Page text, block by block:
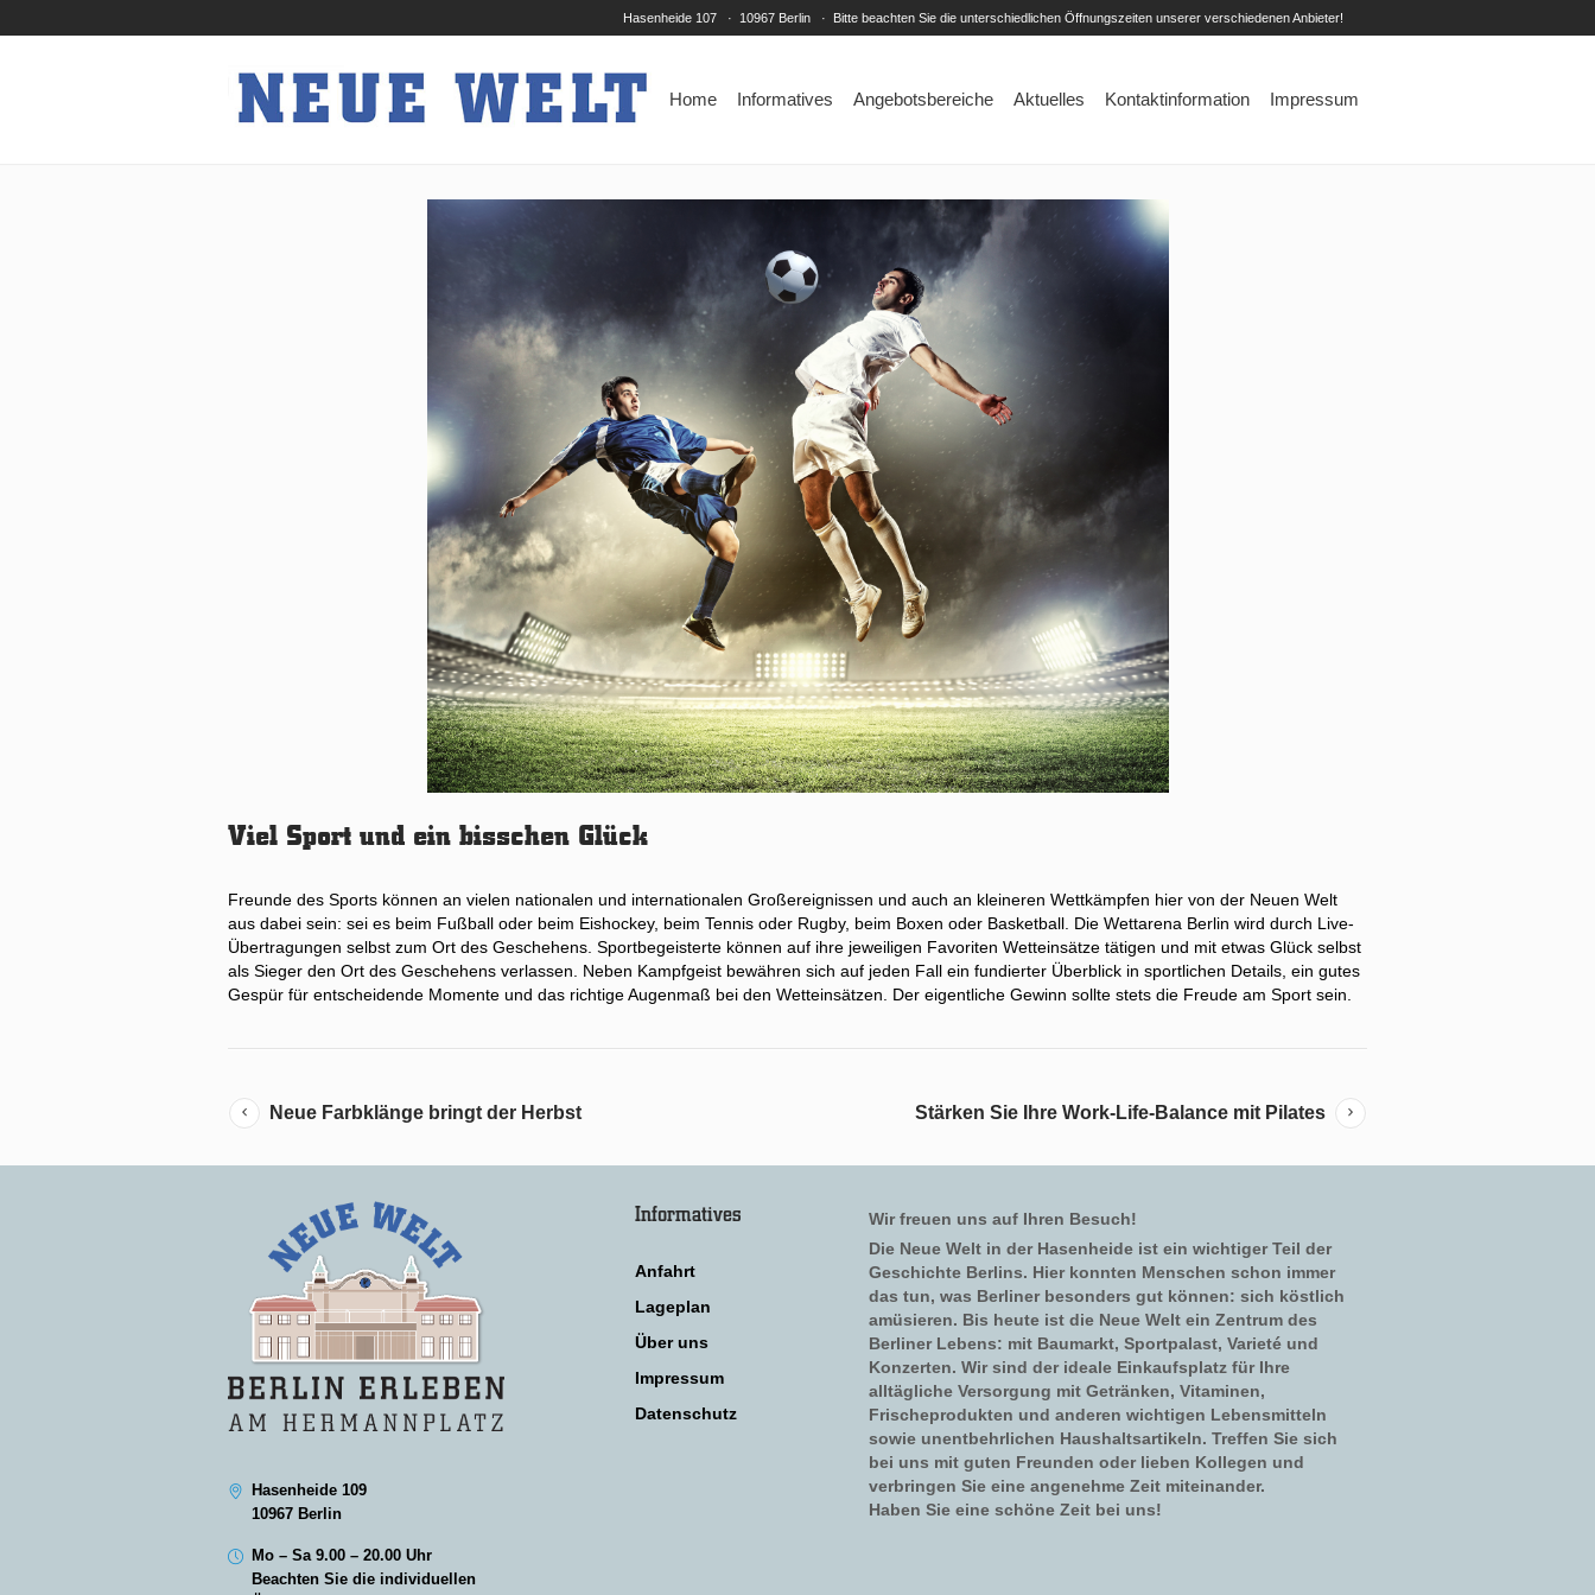
Hasenheide 107 · 10967 Berlin · Bitte beachten Sie die unterschiedlichen Öffnungszeiten unserer verschiedenen Anbieter!
Home Informatives Angebotsbereiche Aktuelles Kontaktinformation Impressum
Viel Sport und ein bisschen Glück
Freunde des Sports können an vielen nationalen und internationalen Großereignissen und auch an kleineren Wettkämpfen hier von der Neuen Welt
aus dabei sein: sei es beim Fußball oder beim Eishockey, beim Tennis oder Rugby, beim Boxen oder Basketball. Die Wettarena Berlin wird durch Live-
Übertragungen selbst zum Ort des Geschehens. Sportbegeisterte können auf ihre jeweiligen Favoriten Wetteinsätze tätigen und mit etwas Glück selbst
als Sieger den Ort des Geschehens verlassen. Neben Kampfgeist bewähren sich auf jeden Fall ein fundierter Überblick in sportlichen Details, ein gutes
Gespür für entscheidende Momente und das richtige Augenmaß bei den Wetteinsätzen. Der eigentliche Gewinn sollte stets die Freude am Sport sein.
Neue Farbklänge bringt der Herbst Stärken Sie Ihre Work-Life-Balance mit Pilates
Hasenheide 109
10967 Berlin
Mo – Sa 9.00 – 20.00 Uhr
Beachten Sie die individuellen
Informatives
Anfahrt
Lageplan
Über uns
Impressum
Datenschutz
Wir freuen uns auf Ihren Besuch!
Die Neue Welt in der Hasenheide ist ein wichtiger Teil der
Geschichte Berlins. Hier konnten Menschen schon immer
das tun, was Berliner besonders gut können: sich köstlich
amüsieren. Bis heute ist die Neue Welt ein Zentrum des
Berliner Lebens: mit Baumarkt, Sportpalast, Varieté und
Konzerten. Wir sind der ideale Einkaufsplatz für Ihre
alltägliche Versorgung mit Getränken, Vitaminen,
Frischeprodukten und anderen wichtigen Lebensmitteln
sowie unentbehrlichen Haushaltsartikeln. Treffen Sie sich
bei uns mit guten Freunden oder lieben Kollegen und
verbringen Sie eine angenehme Zeit miteinander.
Haben Sie eine schöne Zeit bei uns!